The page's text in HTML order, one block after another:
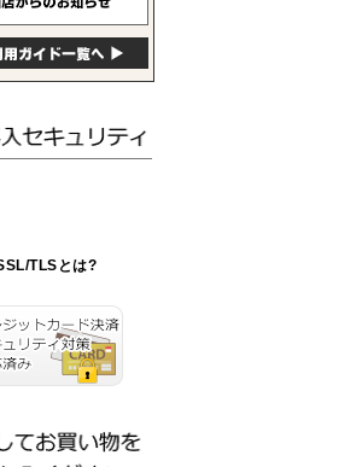
TLSとは?